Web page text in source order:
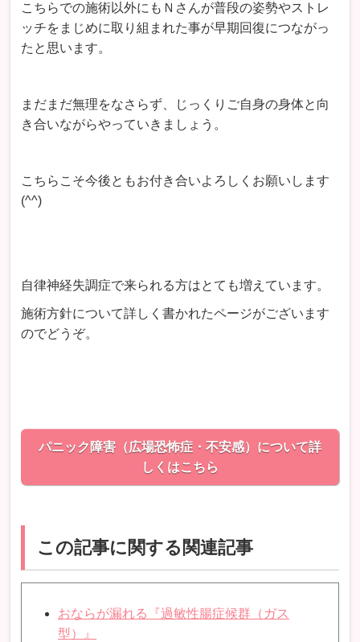
こちらでの施術以外にもＮさんが普段の姿勢やストレ
ッチをまじめに取り組まれた事が早期回復につながっ
たと思います。
まだまだ無理をなさらず、じっくりご自身の身体と向
き合いながらやっていきましょう。
こちらこそ今後ともお付き合いよろしくお願いします
(^^)
自律神経失調症で来られる方はとても増えています。
施術方針について詳しく書かれたページがございます
のでどうぞ。
パニック障害（広場恐怖症・不安感）について詳
しくはこちら
この記事に関する関連記事
おならが漏れる『過敏性腸症候群（ガス
型）』